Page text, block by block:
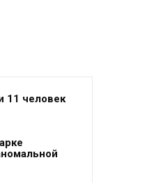
11 человек